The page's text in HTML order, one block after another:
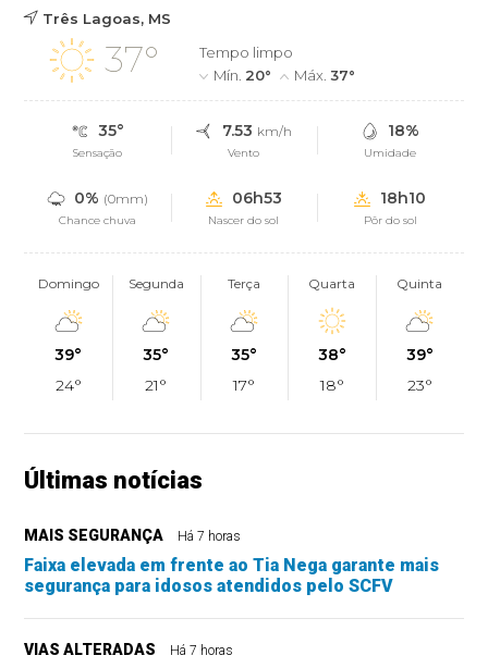
Três Lagoas, MS
37°
Tempo limpo
Mín. 20° Máx.37°
35°
Sensação
7.53 km/h
Vento
18%
Umidade
0% (0mm)
Chance chuva
06h53
Nascer do sol
18h10
Pôr do sol
Domingo
39°
24°
Segunda
35°
21°
Terça
35°
17°
Quarta
38°
18°
Quinta
39°
23°
Últimas notícias
MAIS SEGURANÇA Há 7 horas
Faixa elevada em frente ao Tia Nega garante mais
segurança para idosos atendidos pelo SCFV
VIAS ALTERADAS Há 7 horas